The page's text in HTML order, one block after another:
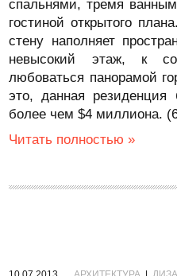
спальнями, тремя
гостиной открытого
стену наполняет
невысокий этаж, к
любоваться панорамой
это, данная
более чем $4 миллиона.
Читать полностью »